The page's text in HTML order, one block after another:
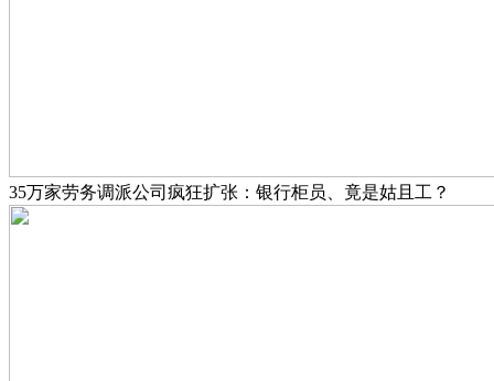
35万家劳务调派公司疯狂扩张：银行柜员、竟是姑且工？